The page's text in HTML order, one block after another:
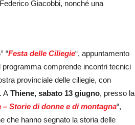
Giacobbi, nonché una
“Festa delle Ciliegie“, appuntamento
comprende incontri tecnici
provinciale delle ciliegie, con
A Thiene, sabato 13 giugno, presso la
Storie di donne e di montagna“,
che hanno segnato la storia delle